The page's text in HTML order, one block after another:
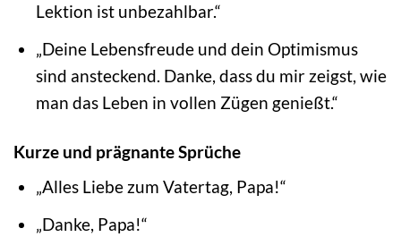
Lektion ist unbezahlbar.“
„Deine Lebensfreude und dein Optimismus
sind ansteckend. Danke, dass du mir zeigst, wie
man das Leben in vollen Zügen genießt.“
Kurze und prägnante Sprüche
„Alles Liebe zum Vatertag, Papa!“
„Danke, Papa!“